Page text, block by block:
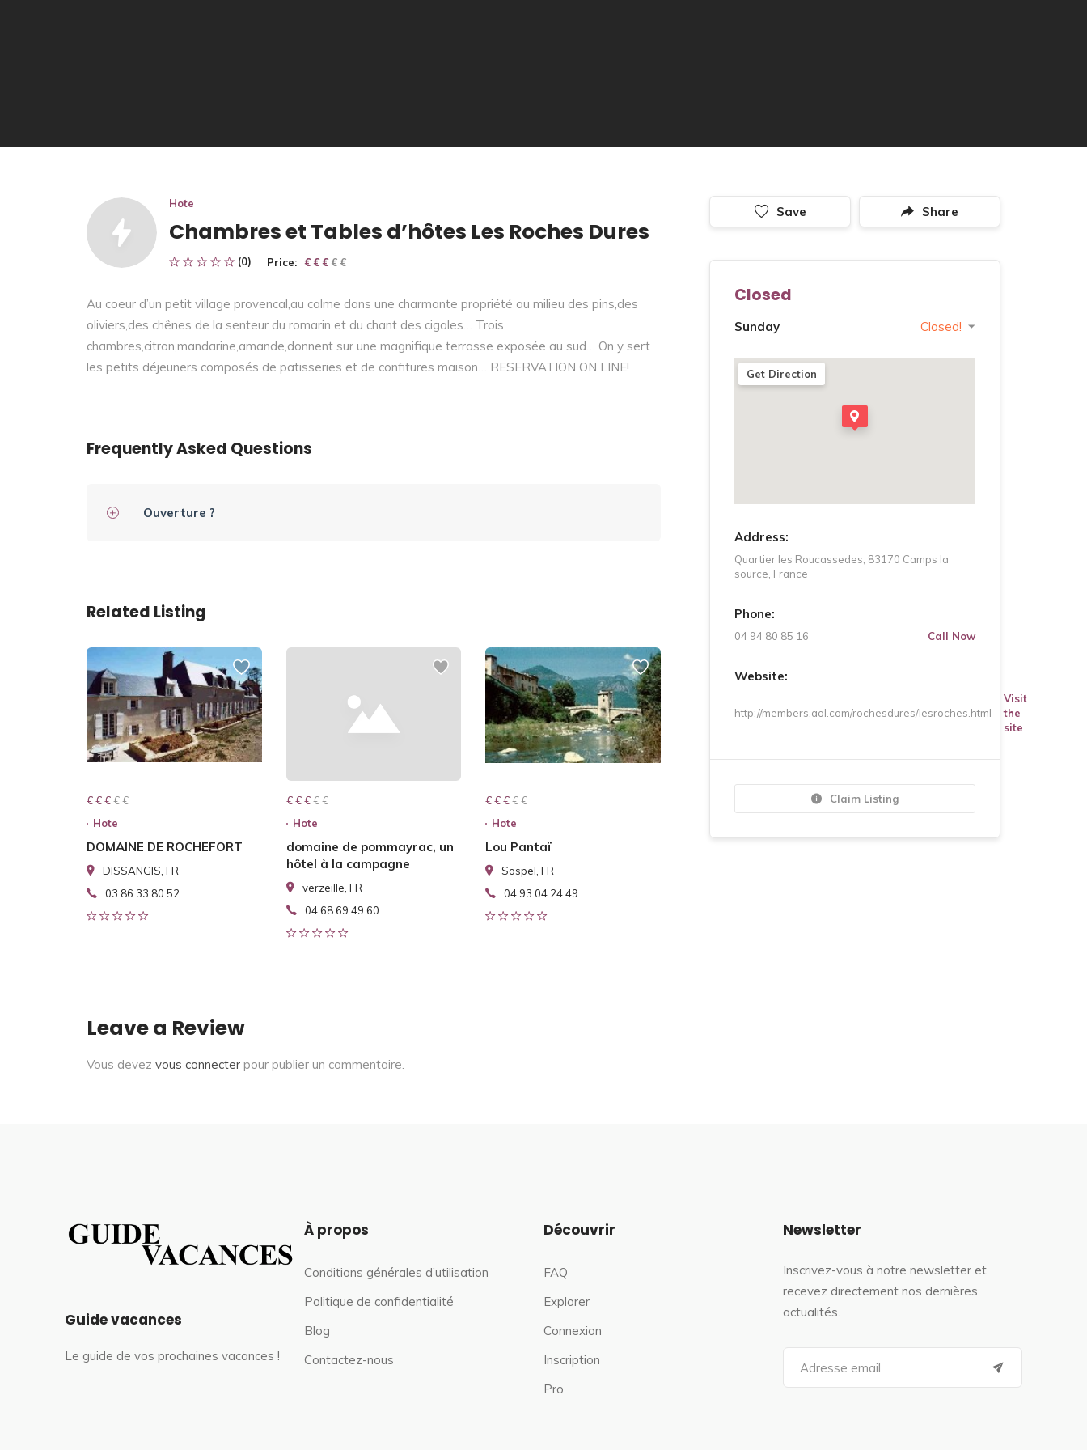
Hote
Chambres et Tables d’hôtes Les Roches Dures
(0) Price: € € € € €
€ € €
Au coeur d’un petit village provencal,au calme dans une charmante propriété au milieu des pins,des
oliviers,des chênes de la senteur du romarin et du chant des cigales… Trois
chambres,citron,mandarine,amande,donnent sur une magnifique terrasse exposée au sud… On y sert
les petits déjeuners composés de patisseries et de confitures maison… RESERVATION ON LINE!
Frequently Asked Questions
Ouverture ?
Related Listing
€ € € € €
€ € €
Hote
DOMAINE DE ROCHEFORT
DISSANGIS, FR
03 86 33 80 52
€ € € € €
€ € €
Hote
domaine de pommayrac, un
hôtel à la campagne
verzeille, FR
04.68.69.49.60
€ € € € €
€ € €
Hote
Lou Pantaï
Sospel, FR
04 93 04 24 49
Leave a Review
Vous devez vous connecter pour publier un commentaire.
Save Share
Closed
Sunday Closed!
Get Direction
Address:
Quartier les Roucassedes, 83170 Camps la
source, France
Phone:
04 94 80 85 16 Call Now
Website:
http://members.aol.com/rochesdures/lesroches.html
Visit
the
site
Claim Listing
Guide vacances
Le guide de vos prochaines vacances !
À propos
Conditions générales d’utilisation
Politique de confidentialité
Blog
Contactez-nous
Découvrir
FAQ
Explorer
Connexion
Inscription
Pro
Newsletter
Inscrivez-vous à notre newsletter et
recevez directement nos dernières
actualités.
a